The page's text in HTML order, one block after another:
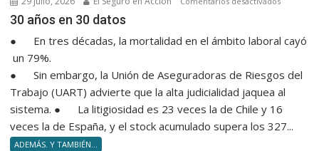
30 años en 30 datos
● En tres décadas, la mortalidad en el ámbito laboral cayó
un 79%.
● Sin embargo, la Unión de Aseguradoras de Riesgos del
Trabajo (UART) advierte que la alta judicialidad jaquea al
sistema. ● La litigiosidad es 23 veces la de Chile y 16
veces la de España, y el stock acumulado supera los 327...
ADEMÁS. Y TAMBIÉN...